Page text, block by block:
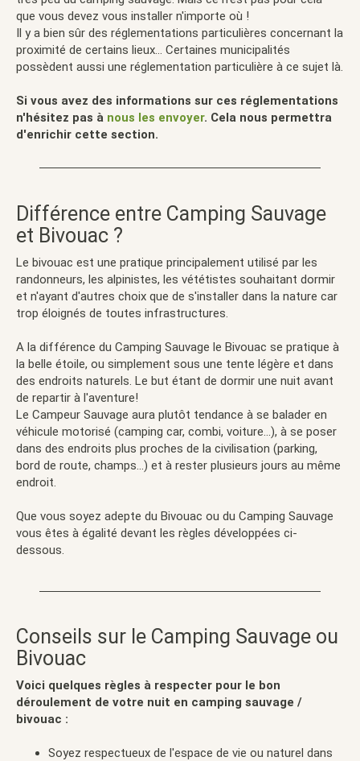
que vous devez vous installer n'importe où !
Il y a bien sûr des réglementations particulières concernant la
proximité de certains lieux... Certaines municipalités
possèdent aussi une réglementation particulière à ce sujet là.
Si vous avez des informations sur ces réglementations
n'hésitez pas à nous les envoyer. Cela nous permettra
d'enrichir cette section.
Différence entre Camping Sauvage
et Bivouac ?
Le bivouac est une pratique principalement utilisé par les
randonneurs, les alpinistes, les vététistes souhaitant dormir
et n'ayant d'autres choix que de s'installer dans la nature car
trop éloignés de toutes infrastructures.
A la différence du Camping Sauvage le Bivouac se pratique à
la belle étoile, ou simplement sous une tente légère et dans
des endroits naturels. Le but étant de dormir une nuit avant
de repartir à l'aventure!
Le Campeur Sauvage aura plutôt tendance à se balader en
véhicule motorisé (camping car, combi, voiture...), à se poser
dans des endroits plus proches de la civilisation (parking,
bord de route, champs...) et à rester plusieurs jours au même
endroit.
Que vous soyez adepte du Bivouac ou du Camping Sauvage
vous êtes à égalité devant les règles développées ci-
dessous.
Conseils sur le Camping Sauvage ou
Bivouac
Voici quelques règles à respecter pour le bon
déroulement de votre nuit en camping sauvage /
bivouac :
Soyez respectueux de l'espace de vie ou naturel dans